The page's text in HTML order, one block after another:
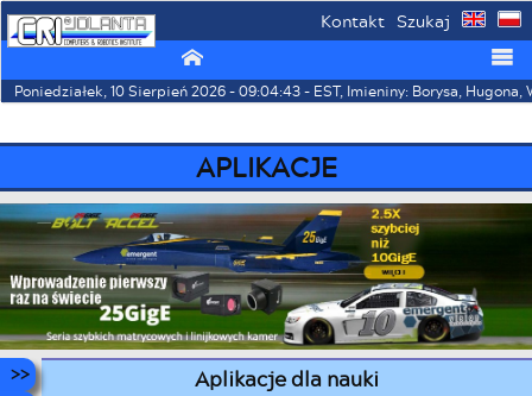
Kontakt Szukaj
⌂ ☰
Poniedziałek, 10 Sierpień 2026 - 09:04:43 - EST, Imieniny: Borysa, Hugona,
APLIKACJE
Aplikacje dla nauki